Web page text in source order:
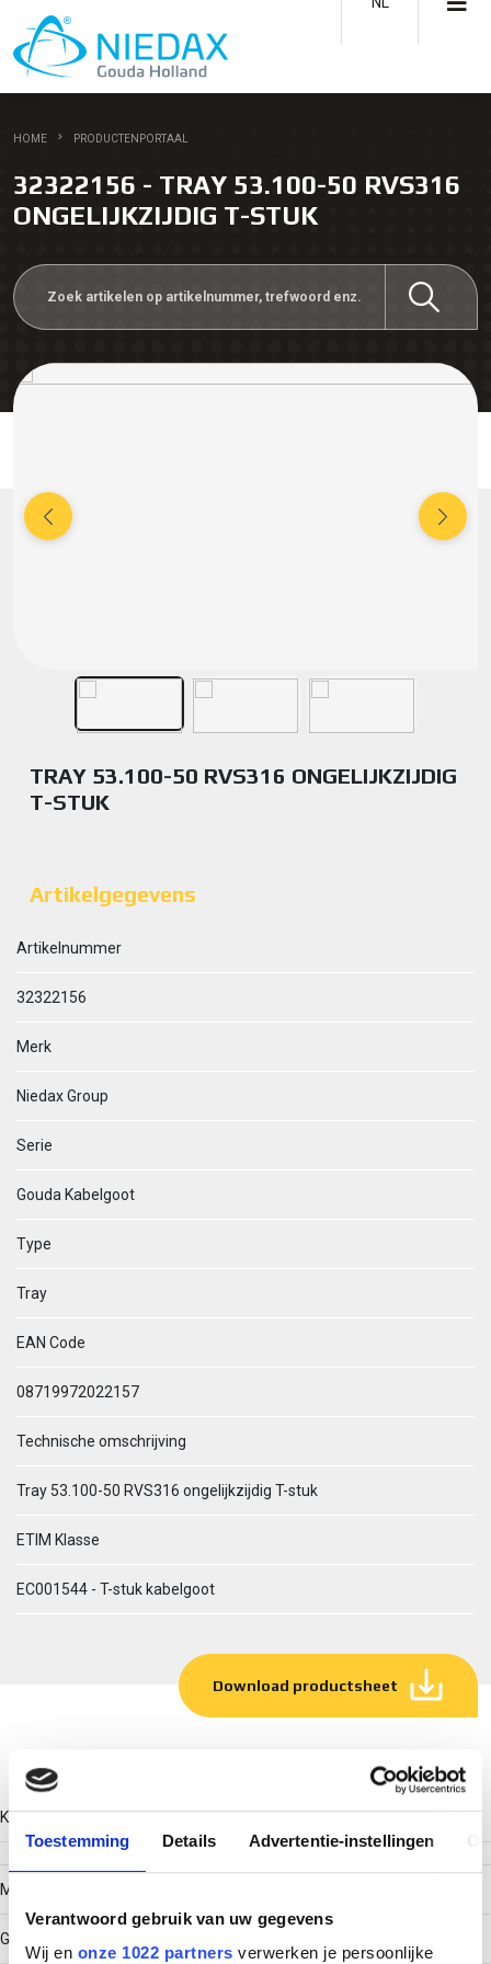
Toestemming Details Advertentie-instellingen
Verantwoord gebruik van uw gegevens
Wij en onze 1022 partners verwerken je persoonlijke
HOME PRODUCTENPORTAAL
32322156 - TRAY 53.100-50 RVS316
ONGELIJKZIJDIG T-STUK
TRAY 53.100-50 RVS316 ONGELIJKZIJDIG
T-STUK
Artikelgegevens
Artikelnummer
32322156
Merk
Niedax Group
Serie
Gouda Kabelgoot
Type
Tray
EAN Code
08719972022157
Technische omschrijving
Tray 53.100-50 RVS316 ongelijkzijdig T-stuk
ETIM Klasse
EC001544 - T-stuk kabelgoot
Download productsheet
Technische gegevens
Kleur
Model
Geïntegreerde verbinder